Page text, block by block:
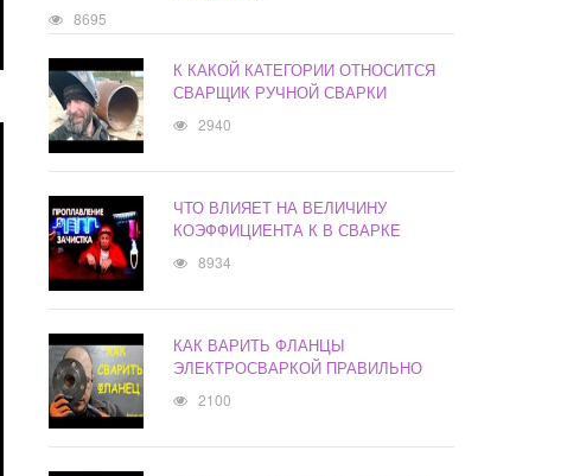
8695
К КАКОЙ КАТЕГОРИИ ОТНОСИТСЯ
СВАРЩИК РУЧНОЙ СВАРКИ
2940
ЧТО ВЛИЯЕТ НА ВЕЛИЧИНУ
КОЭФФИЦИЕНТА К В СВАРКЕ
8934
КАК ВАРИТЬ ФЛАНЦЫ
ЭЛЕКТРОСВАРКОЙ ПРАВИЛЬНО
2100